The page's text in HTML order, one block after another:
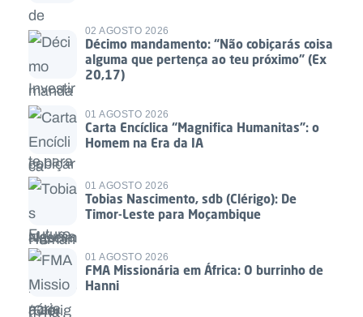
02 AGOSTO 2026
Décimo mandamento: “Não cobiçarás coisa
alguma que pertença ao teu próximo” (Ex
20,17)
01 AGOSTO 2026
Carta Encíclica “Magnifica Humanitas”: o
Homem na Era da IA
01 AGOSTO 2026
Tobias Nascimento, sdb (Clérigo): De
Timor-Leste para Moçambique
01 AGOSTO 2026
FMA Missionária em África: O burrinho de
Hanni